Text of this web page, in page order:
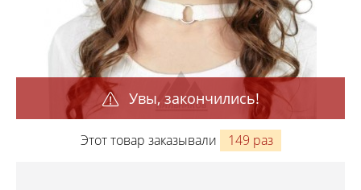
Увы, закончились!
Этот товар заказывали 149 раз